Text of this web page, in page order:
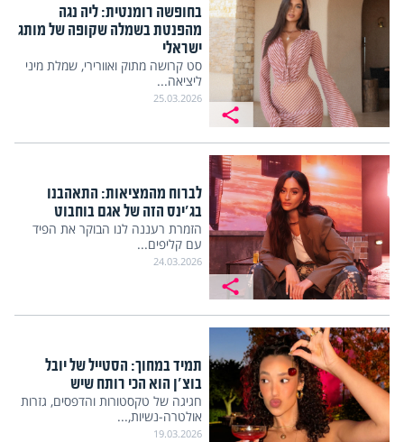
בחופשה רומנטית: ליה נגה
מהפנטת בשמלה שקופה של מותג
ישראלי
סט קרושה מתוק ואוורירי, שמלת מיני
ליציאה...
25.03.2026
לברוח מהמציאות: התאהבנו
בג'ינס הזה של אגם בוחבוט
הזמרת רעננה לנו הבוקר את הפיד
עם קליפים...
24.03.2026
תמיד במחוך: הסטייל של יובל
בוצ'ן הוא הכי רותח שיש
חגיגה של טקסטורות והדפסים, גזרות
אולטרה-נשיות,...
19.03.2026